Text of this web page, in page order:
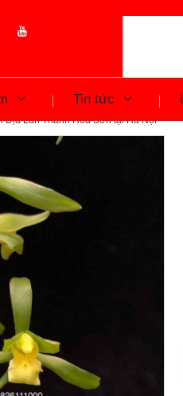
Tin tức
Địa Lan Thanh Hoa Sơn tại Hà Nội